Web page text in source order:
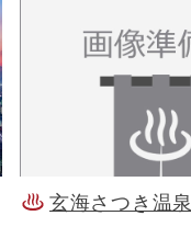
玄海さつき温泉